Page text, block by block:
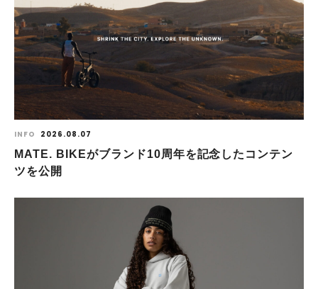
INFO 2026.08.07
MATE. BIKEがブランド10周年を記念したコンテン
ツを公開